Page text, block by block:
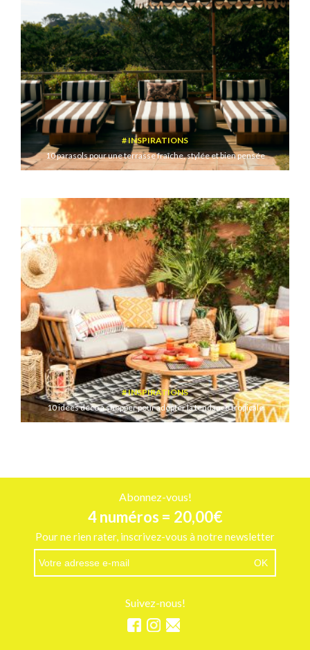
INSPIRATIONS
10 parasols pour une terrasse fraîche, stylée et bien pensée
INSPIRATIONS
10 idées déco à shopper pour adopter la tendance tropicale
Abonnez-vous!
4 numéros = 20,00€
Pour ne rien rater, inscrivez-vous à notre newsletter
Suivez-nous!